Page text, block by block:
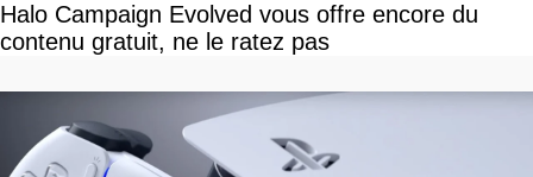
Halo Campaign Evolved vous offre encore du
contenu gratuit, ne le ratez pas